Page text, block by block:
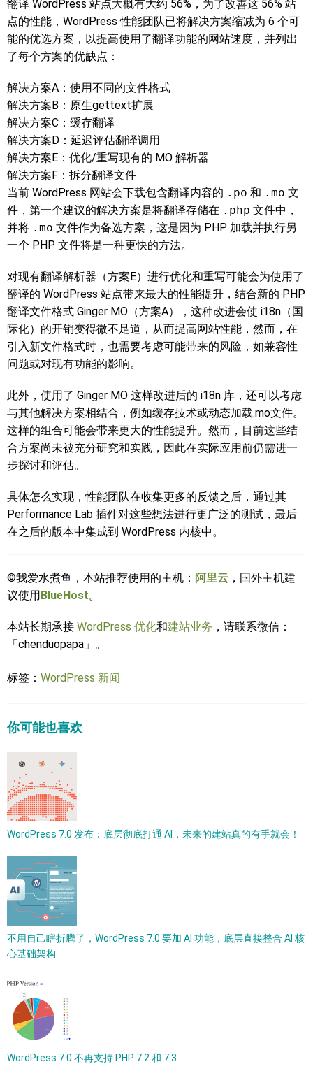
翻译 WordPress 站点大概有大约 56%，为了改善这 56% 站
点的性能，WordPress 性能团队已将解决方案缩减为 6 个可
能的优选方案，以提高使用了翻译功能的网站速度，并列出
了每个方案的优缺点：
解决方案A：使用不同的文件格式
解决方案B：原生gettext扩展
解决方案C：缓存翻译
解决方案D：延迟评估翻译调用
解决方案E：优化/重写现有的 MO 解析器
解决方案F：拆分翻译文件
当前 WordPress 网站会下载包含翻译内容的 .po 和 .mo 文
件，第一个建议的解决方案是将翻译存储在 .php 文件中，
并将 .mo 文件作为备选方案，这是因为 PHP 加载并执行另
一个 PHP 文件将是一种更快的方法。
对现有翻译解析器（方案E）进行优化和重写可能会为使用了
翻译的 WordPress 站点带来最大的性能提升，结合新的 PHP
翻译文件格式 Ginger MO（方案A），这种改进会使 i18n（国
际化）的开销变得微不足道，从而提高网站性能，然而，在
引入新文件格式时，也需要考虑可能带来的风险，如兼容性
问题或对现有功能的影响。
此外，使用了 Ginger MO 这样改进后的 i18n 库，还可以考虑
与其他解决方案相结合，例如缓存技术或动态加载.mo文件。
这样的组合可能会带来更大的性能提升。然而，目前这些结
合方案尚未被充分研究和实践，因此在实际应用前仍需进一
步探讨和评估。
具体怎么实现，性能团队在收集更多的反馈之后，通过其
Performance Lab 插件对这些想法进行更广泛的测试，最后
在之后的版本中集成到 WordPress 内核中。
©我爱水煮鱼，本站推荐使用的主机： 阿里云 ，国外主机建
议使用BlueHost。
本站长期承接 WordPress 优化和建站业务 ，请联系微信：
「chenduopapa」。
标签： WordPress 新闻
你可能也喜欢
WordPress 7.0 发布：底层彻底打通 AI，未来的建站真的有手就会！
不用自己瞎折腾了，WordPress 7.0 要加 AI 功能，底层直接整合 AI 核
心基础架构
WordPress 7.0 不再支持 PHP 7.2 和 7.3